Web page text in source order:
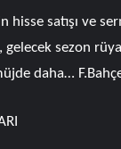
hisse satışı ve
sezon rüya
daha…